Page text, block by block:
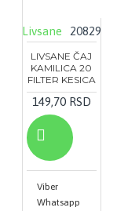
Livsane 20829
LIVSANE ČAJ
KAMILICA 20
FILTER KESICA
149,70 RSD
Viber
Whatsapp